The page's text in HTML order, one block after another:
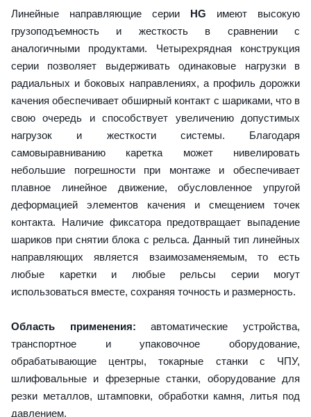
Линейные направляющие серии HG имеют высокую
грузоподъемность и жесткость в сравнении с
аналогичными продуктами. Четырехрядная конструкция
серии позволяет выдерживать одинаковые нагрузки в
радиальных и боковых направлениях, а профиль дорожки
качения обеспечивает обширный контакт с шариками, что в
свою очередь и способствует увеличению допустимых
нагрузок и жесткости системы. Благодаря
самовыравниванию каретка может нивелировать
небольшие погрешности при монтаже и обеспечивает
плавное линейное движение, обусловленное упругой
деформацией элементов качения и смещением точек
контакта. Наличие фиксатора предотвращает выпадение
шариков при снятии блока с рельса. Данный тип линейных
направляющих является взаимозаменяемым, то есть
любые каретки и любые рельсы серии могут
использоваться вместе, сохраняя точность и размерность.
Область применения: автоматические устройства,
транспортное и упаковочное оборудование,
обрабатывающие центры, токарные станки с ЧПУ,
шлифовальные и фрезерные станки, оборудование для
резки металлов, штамповки, обработки камня, литья под
давлением.